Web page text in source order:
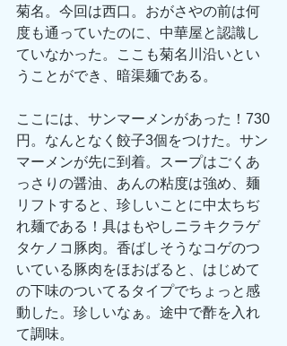
菊名。今回は西口。おがさやの前は何
度も通っていたのに、中華屋と認識し
ていなかった。ここも菊名川沿いとい
うことができ、暗渠麺である。
ここには、サンマーメンがあった！730
円。なんとなく餃子3個をつけた。サン
マーメンが先に到着。スープはごくあ
っさりの醤油、あんの粘度は強め、麺
リフトすると、珍しいことに中太ちぢ
れ麺である！具はもやしニラキクラゲ
タケノコ豚肉。香ばしそうなコゲのつ
いている豚肉をほおばると、はじめて
の下味のついてるタイプでちょっと感
動した。珍しいなぁ。途中で酢を入れ
て調味。